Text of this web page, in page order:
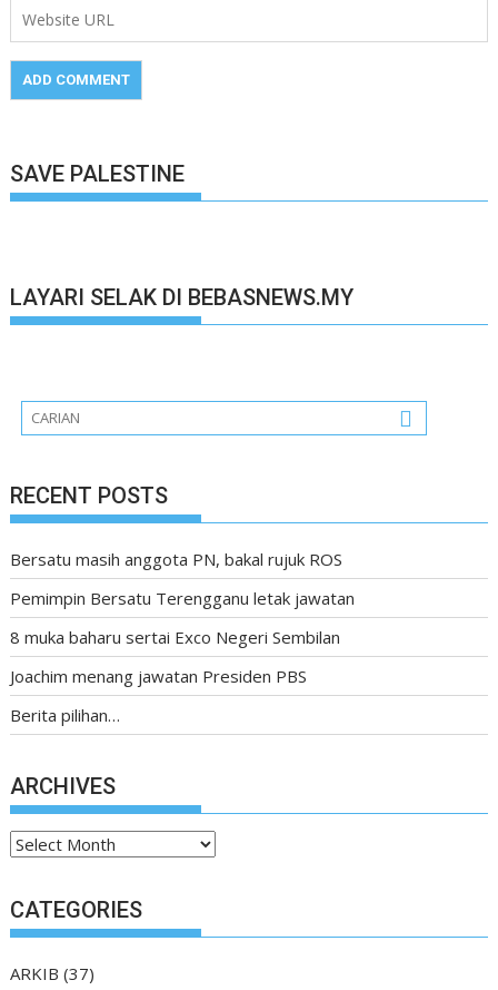
SAVE PALESTINE
LAYARI SELAK DI BEBASNEWS.MY
RECENT POSTS
Bersatu masih anggota PN, bakal rujuk ROS
Pemimpin Bersatu Terengganu letak jawatan
8 muka baharu sertai Exco Negeri Sembilan
Joachim menang jawatan Presiden PBS
Berita pilihan…
ARCHIVES
Archives
CATEGORIES
ARKIB (37)